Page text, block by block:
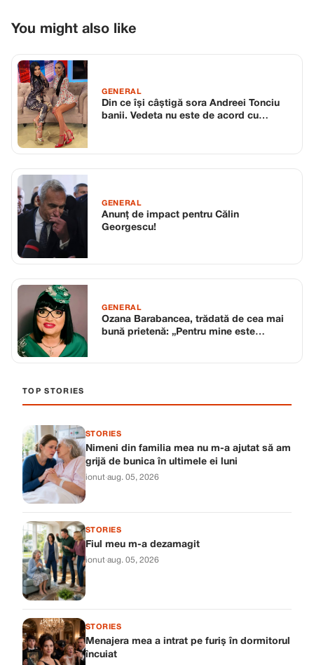
You might also like
GENERAL
Din ce își câștigă sora Andreei Tonciu
banii. Vedeta nu este de acord cu
GENERAL
Anunț de impact pentru Călin
Georgescu!
GENERAL
Ozana Barabancea, trădată de cea mai
bună prietenă: „Pentru mine este
TOP STORIES
STORIES
Nimeni din familia mea nu m-a ajutat să am
grijă de bunica în ultimele ei luni
ionut·aug. 05, 2026
STORIES
Fiul meu m-a dezamagit
ionut·aug. 05, 2026
STORIES
Menajera mea a intrat pe furiș în dormitorul
încuiat